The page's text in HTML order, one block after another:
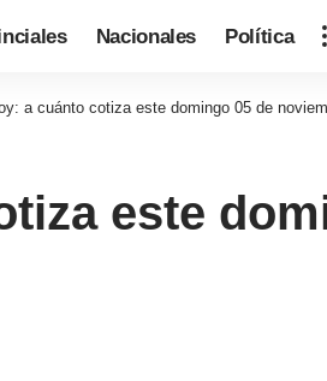
Nacionales Política
a cuánto cotiza este domingo 05 de
este